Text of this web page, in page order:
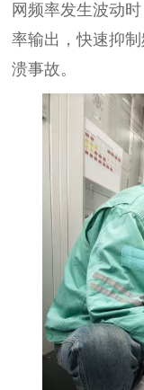
网频率发生波动
率输出，快速抑
溃事故。